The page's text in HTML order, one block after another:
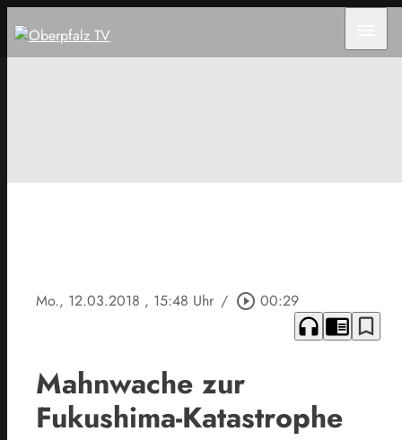
Mo., 12.03.2018 , 15:48 Uhr / play_circle_outline 00:29
headphones chrome_reader_mode bookmark_border
Mahnwache zur
Fukushima-Katastrophe